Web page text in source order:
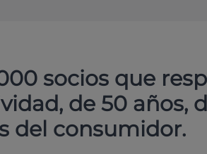
socios que
de 50 años,
del consumidor.